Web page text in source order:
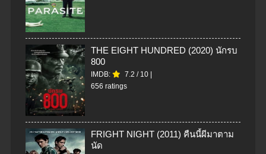
THE EIGHT HUNDRED (2020) นักรบ
800
IMDB: 7.2 / 10 |
656 ratings
FRIGHT NIGHT (2011) คืนนี้ผีมาตาม
นัด